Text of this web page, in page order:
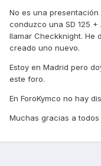
No es una
conduzco una SD 125
llamar Checkknight. He
creado uno nuevo.
Estoy en Madrid pero
este foro.
En ForoKymco no hay
Muchas gracias a